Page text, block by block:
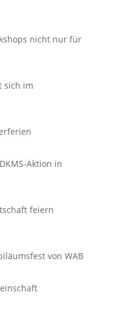
nicht nur für
sich im
Aktion in
feiern
von WAB